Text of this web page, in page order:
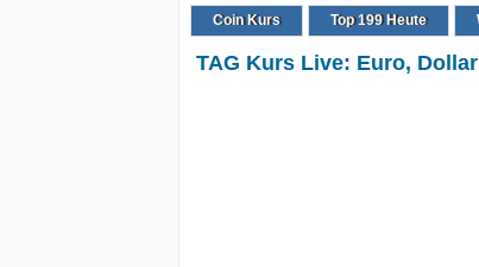
Coin Kurs Top199Heute
TAG Kurs Live: Euro,